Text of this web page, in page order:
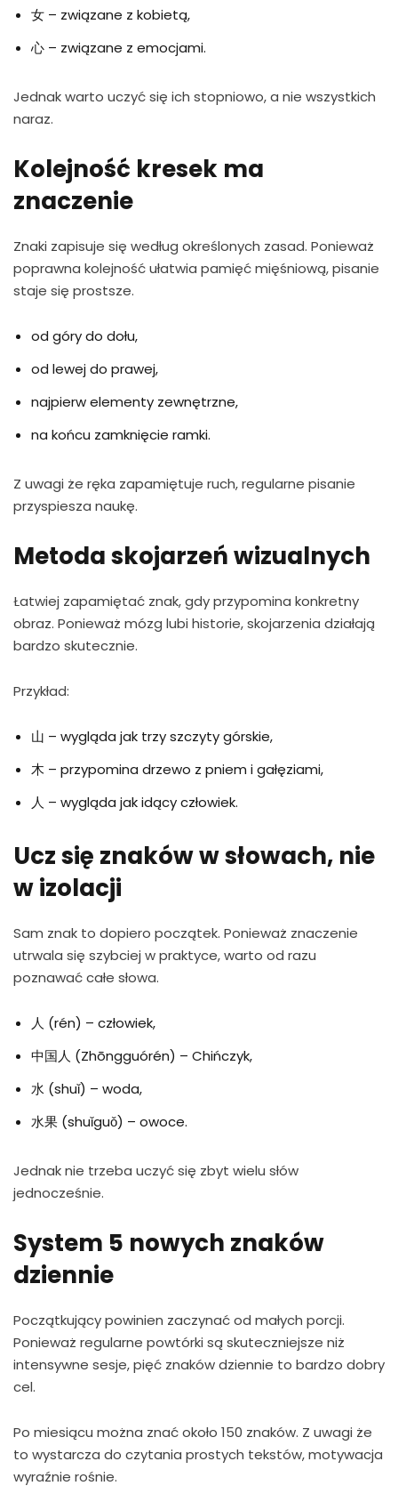
女 – związane z kobietą,
心 – związane z emocjami.
Jednak warto uczyć się ich stopniowo, a nie wszystkich
naraz.
Kolejność kresek ma
znaczenie
Znaki zapisuje się według określonych zasad. Ponieważ
poprawna kolejność ułatwia pamięć mięśniową, pisanie
staje się prostsze.
od góry do dołu,
od lewej do prawej,
najpierw elementy zewnętrzne,
na końcu zamknięcie ramki.
Z uwagi że ręka zapamiętuje ruch, regularne pisanie
przyspiesza naukę.
Metoda skojarzeń wizualnych
Łatwiej zapamiętać znak, gdy przypomina konkretny
obraz. Ponieważ mózg lubi historie, skojarzenia działają
bardzo skutecznie.
Przykład:
山 – wygląda jak trzy szczyty górskie,
木 – przypomina drzewo z pniem i gałęziami,
人 – wygląda jak idący człowiek.
Ucz się znaków w słowach, nie
w izolacji
Sam znak to dopiero początek. Ponieważ znaczenie
utrwala się szybciej w praktyce, warto od razu
poznawać całe słowa.
人 (rén) – człowiek,
中国人 (Zhōngguórén) – Chińczyk,
水 (shuǐ) – woda,
水果 (shuǐguǒ) – owoce.
Jednak nie trzeba uczyć się zbyt wielu słów
jednocześnie.
System 5 nowych znaków
dziennie
Początkujący powinien zaczynać od małych porcji.
Ponieważ regularne powtórki są skuteczniejsze niż
intensywne sesje, pięć znaków dziennie to bardzo dobry
cel.
Po miesiącu można znać około 150 znaków. Z uwagi że
to wystarcza do czytania prostych tekstów, motywacja
wyraźnie rośnie.